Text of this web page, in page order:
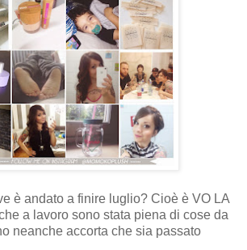
è andato a finire luglio? Cioè è VO LA
a lavoro sono stata piena di cose da
neanche accorta che sia passato